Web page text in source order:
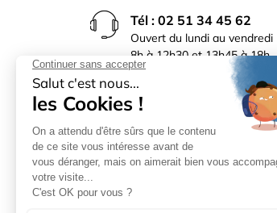
Tél : 02 51 34 45 62
Ouvert du lundi au vendredi
8h à 12h30 et 13h45 à 18h
(17h30 le vendredi)
Rue du Bocage La Ribotière
85170 Le Poiré sur Vie